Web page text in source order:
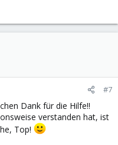
#7
Dank für die Hilfe!!
verstanden hat, ist
Top!